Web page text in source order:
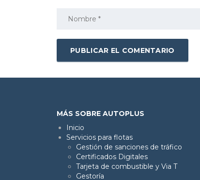
MÁS SOBRE AUTOPLUS
Inicio
Servicios para flotas
Gestión de sanciones de tráfico
Certificados Digitales
Tarjeta de combustible y Via T
Gestoría